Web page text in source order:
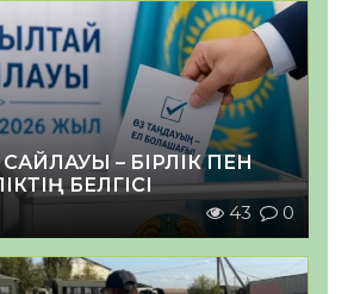
– БІРЛІК ПЕН
БЕЛГІСІ
43 0